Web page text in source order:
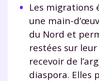
Les migrations
une main-
du Nord et
restées sur
recevoir de
diaspora. Elles